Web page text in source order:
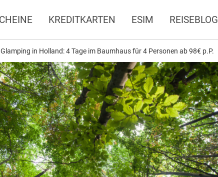
KREDITKARTEN ESIM REISEBLOG
in Holland: 4 Tage im Baumhaus für 4 Personen ab 98€ p.P.